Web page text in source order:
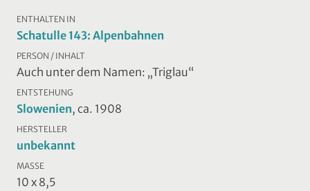
ENTHALTEN IN
Schatulle 143: Alpenbahnen
PERSON / INHALT
Auch unter dem Namen: „Triglau“
ENTSTEHUNG
Slowenien, ca. 1908
HERSTELLER
unbekannt
MASSE
10 x 8,5